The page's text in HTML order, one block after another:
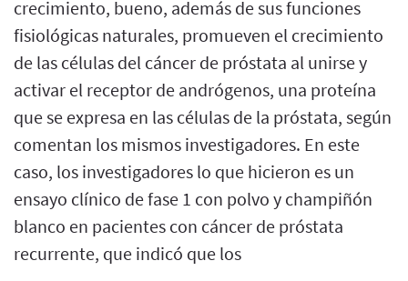
crecimiento, bueno, además de sus funciones
fisiológicas naturales, promueven el crecimiento
de las células del cáncer de próstata al unirse y
activar el receptor de andrógenos, una proteína
que se expresa en las células de la próstata, según
comentan los mismos investigadores. En este
caso, los investigadores lo que hicieron es un
ensayo clínico de fase 1 con polvo y champiñón
blanco en pacientes con cáncer de próstata
recurrente, que indicó que los